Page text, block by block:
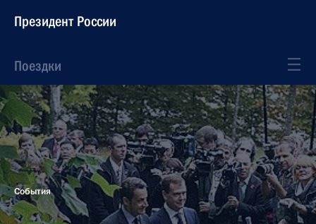
Президент России
Поездки
События